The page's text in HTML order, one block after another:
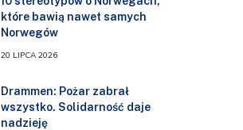
które bawią nawet samych
Norwegów
20 LIPCA 2026
Drammen: Pożar zabrał
wszystko. Solidarność daje
nadzieję